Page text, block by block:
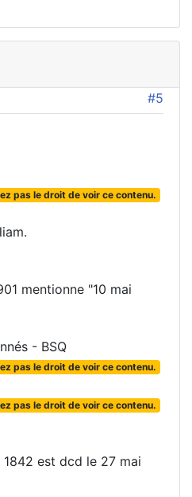
#5
pas le droit de voir ce contenu.
mentionne "10 mai
- BSQ
pas le droit de voir ce contenu.
pas le droit de voir ce contenu.
est dcd le 27 mai